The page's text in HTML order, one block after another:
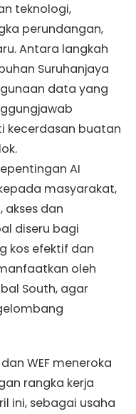
teknologi,
perundangan,
Antara langkah
Suruhanjaya
data yang
kecerdasan buatan
AI
masyarakat,
akses dan
diseru bagi
kos efektif dan
oleh
South, agar
WEF meneroka
rangka kerja
ini, sebagai usaha